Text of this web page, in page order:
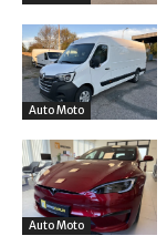
Auto Moto
Auto Moto